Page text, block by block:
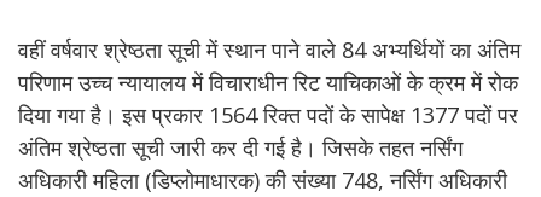
वहीं वर्षवार श्रेष्ठता सूची में स्थान पाने वाले 84 अभ्यर्थियों का अंतिम
परिणाम उच्च न्यायालय में विचाराधीन रिट याचिकाओं के क्रम में रोक
दिया गया है। इस प्रकार 1564 रिक्त पदों के सापेक्ष 1377 पदों पर
अंतिम श्रेष्ठता सूची जारी कर दी गई है। जिसके तहत नर्सिंग
अधिकारी महिला (डिप्लोमाधारक) की संख्या 748, नर्सिंग अधिकारी